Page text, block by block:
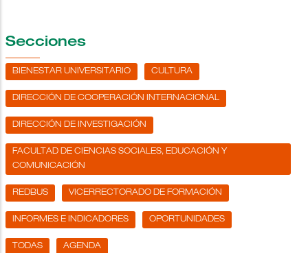
Secciones
BIENESTAR UNIVERSITARIO CULTURA
DIRECCIÓN DE COOPERACIÓN INTERNACIONAL
DIRECCIÓN DE INVESTIGACIÓN
FACULTAD DE CIENCIAS SOCIALES, EDUCACIÓN Y
COMUNICACIÓN
REDBUS VICERRECTORADO DE FORMACIÓN
INFORMES E INDICADORES OPORTUNIDADES
TODAS AGENDA